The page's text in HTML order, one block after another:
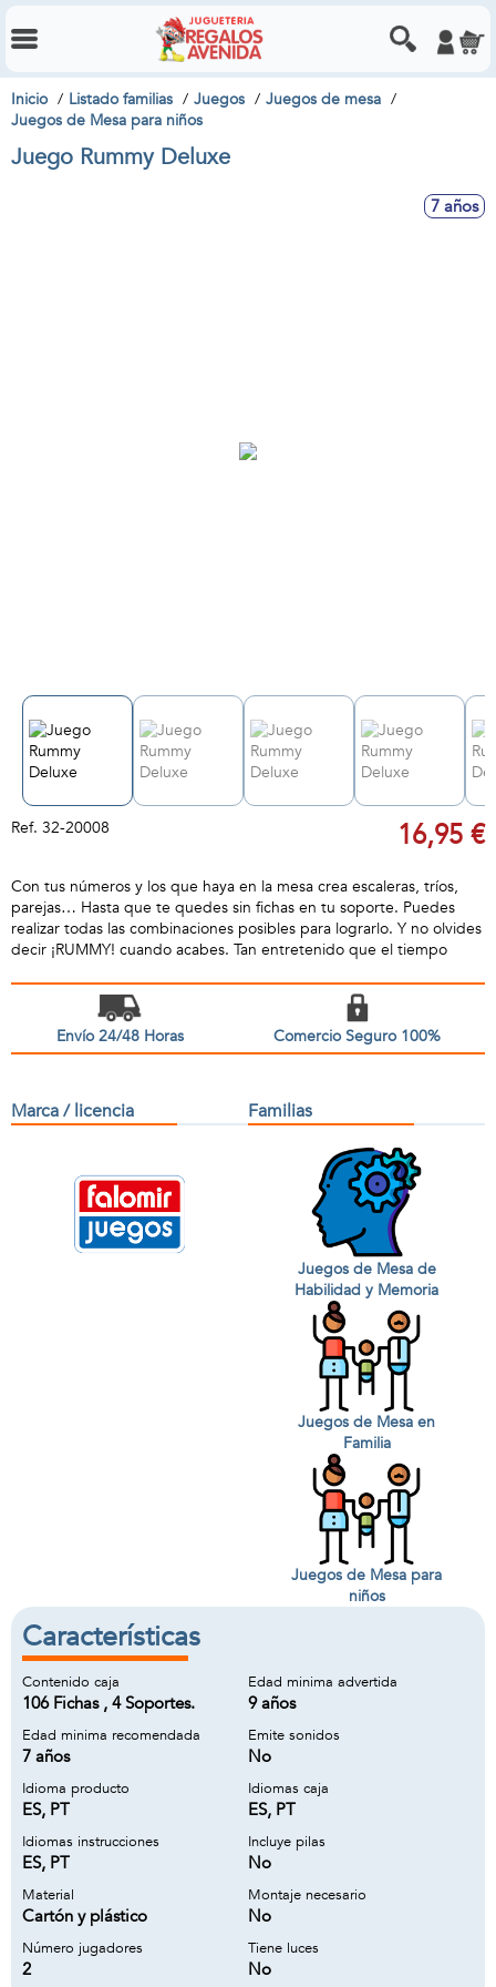
Inicio Listado familias Juegos
Juegos de mesa
Juegos de Mesa para niños
Juego Rummy Deluxe
7 años
Ref. 32-20008 16,95 €
Con tus números y los que haya en la mesa crea escaleras, tríos,
parejas… Hasta que te quedes sin fichas en tu soporte. Puedes
realizar todas las combinaciones posibles para lograrlo. Y no olvides
decir ¡RUMMY! cuando acabes. Tan entretenido que el tiempo
Envío 24/48 Horas Comercio Seguro 100%
Marca / licencia Familias
Juegos de Mesa de
Habilidad y Memoria
Juegos de Mesa en
Familia
Juegos de Mesa para
niños
Características
Contenido caja
106 Fichas , 4 Soportes.
Edad minima advertida
9 años
Edad minima recomendada
7 años
Emite sonidos
No
Idioma producto
ES, PT
Idiomas caja
ES, PT
Idiomas instrucciones
ES, PT
Incluye pilas
No
Material
Cartón y plástico
Montaje necesario
No
Número jugadores
2
Tiene luces
No